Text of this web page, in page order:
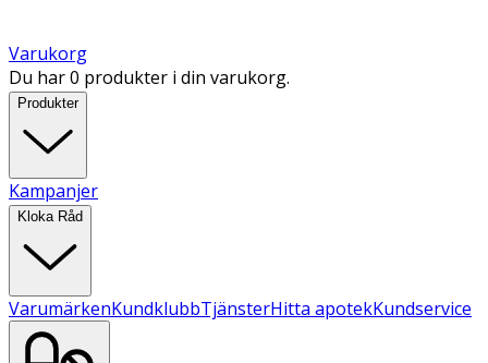
Varukorg
Du har 0 produkter i din varukorg.
Produkter
Kampanjer
Kloka Råd
VarumärkenKundklubbTjänsterHitta apotekKundservice